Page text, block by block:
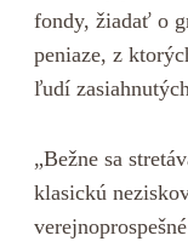
fondy, žiadať o
peniaze, z
ľudí
„Bežne sa
klasickú